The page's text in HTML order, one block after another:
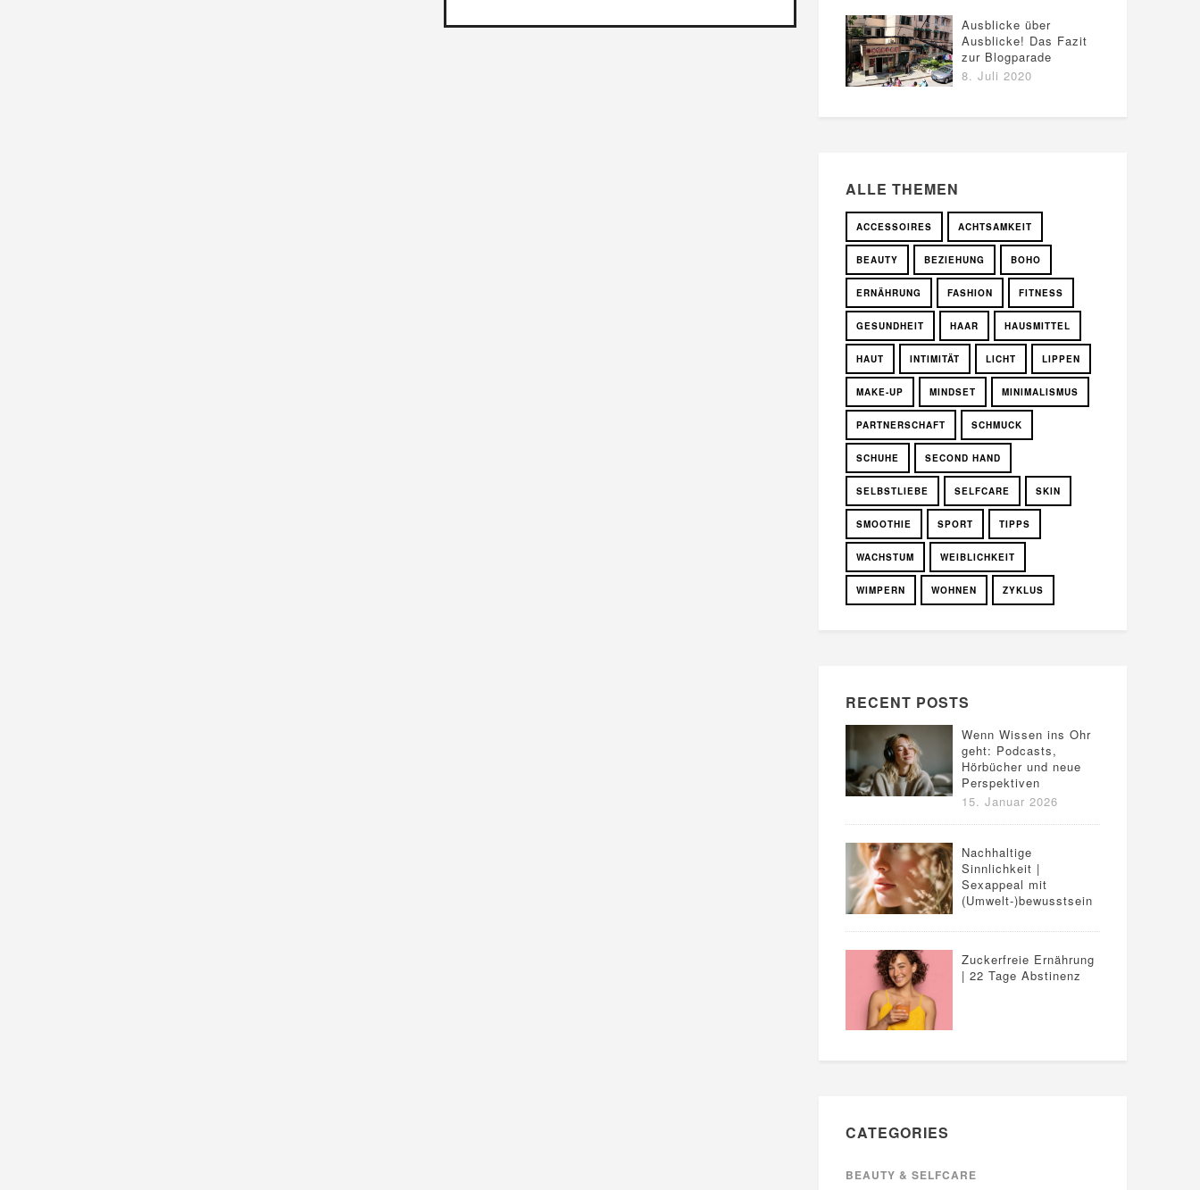
Ausblicke über
Ausblicke! Das Fazit
zur Blogparade
8. Juli 2020
ALLE THEMEN
ACCESSOIRES ACHTSAMKEIT
BEAUTY BEZIEHUNG BOHO
ERNÄHRUNG FASHION FITNESS
GESUNDHEIT HAAR HAUSMITTEL
HAUT INTIMITÄT LICHT LIPPEN
MAKE-UP MINDSET MINIMALISMUS
PARTNERSCHAFT SCHMUCK
SCHUHE SECOND HAND
SELBSTLIEBE SELFCARE SKIN
SMOOTHIE SPORT TIPPS
WACHSTUM WEIBLICHKEIT
WIMPERN WOHNEN ZYKLUS
RECENT POSTS
Wenn Wissen ins Ohr
geht: Podcasts,
Hörbücher und neue
Perspektiven
15. Januar 2026
Nachhaltige
Sinnlichkeit |
Sexappeal mit
(Umwelt-)bewusstsein
Zuckerfreie Ernährung
| 22 Tage Abstinenz
CATEGORIES
BEAUTY & SELFCARE